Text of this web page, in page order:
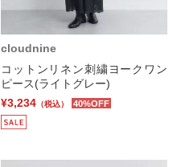
cloudnine
コットンリネン刺繍ヨークワン
ピース(ライトグレー)
¥3,234 （税込） 40%OFF